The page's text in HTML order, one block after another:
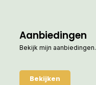
Aanbiedingen
Bekijk mijn aanbiedingen.
Bekijken